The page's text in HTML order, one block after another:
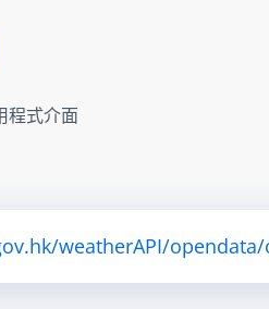
程式介面
weatherAPI/